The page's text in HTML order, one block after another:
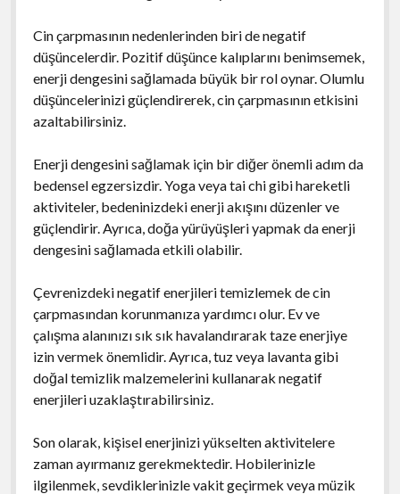
Cin çarpmasının nedenlerinden biri de negatif
düşüncelerdir. Pozitif düşünce kalıplarını benimsemek,
enerji dengesini sağlamada büyük bir rol oynar. Olumlu
düşüncelerinizi güçlendirerek, cin çarpmasının etkisini
azaltabilirsiniz.
Enerji dengesini sağlamak için bir diğer önemli adım da
bedensel egzersizdir. Yoga veya tai chi gibi hareketli
aktiviteler, bedeninizdeki enerji akışını düzenler ve
güçlendirir. Ayrıca, doğa yürüyüşleri yapmak da enerji
dengesini sağlamada etkili olabilir.
Çevrenizdeki negatif enerjileri temizlemek de cin
çarpmasından korunmanıza yardımcı olur. Ev ve
çalışma alanınızı sık sık havalandırarak taze enerjiye
izin vermek önemlidir. Ayrıca, tuz veya lavanta gibi
doğal temizlik malzemelerini kullanarak negatif
enerjileri uzaklaştırabilirsiniz.
Son olarak, kişisel enerjinizi yükselten aktivitelere
zaman ayırmanız gerekmektedir. Hobilerinizle
ilgilenmek, sevdiklerinizle vakit geçirmek veya müzik